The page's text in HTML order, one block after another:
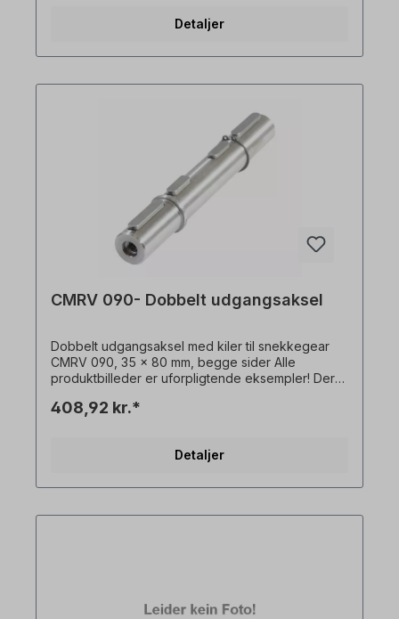
Detaljer
CMRV 090- Dobbelt udgangsaksel
Dobbelt udgangsaksel med kiler til snekkegear
CMRV 090, 35 x 80 mm, begge sider Alle
produktbilleder er uforpligtende eksempler! Der
408,92 kr.*
Detaljer